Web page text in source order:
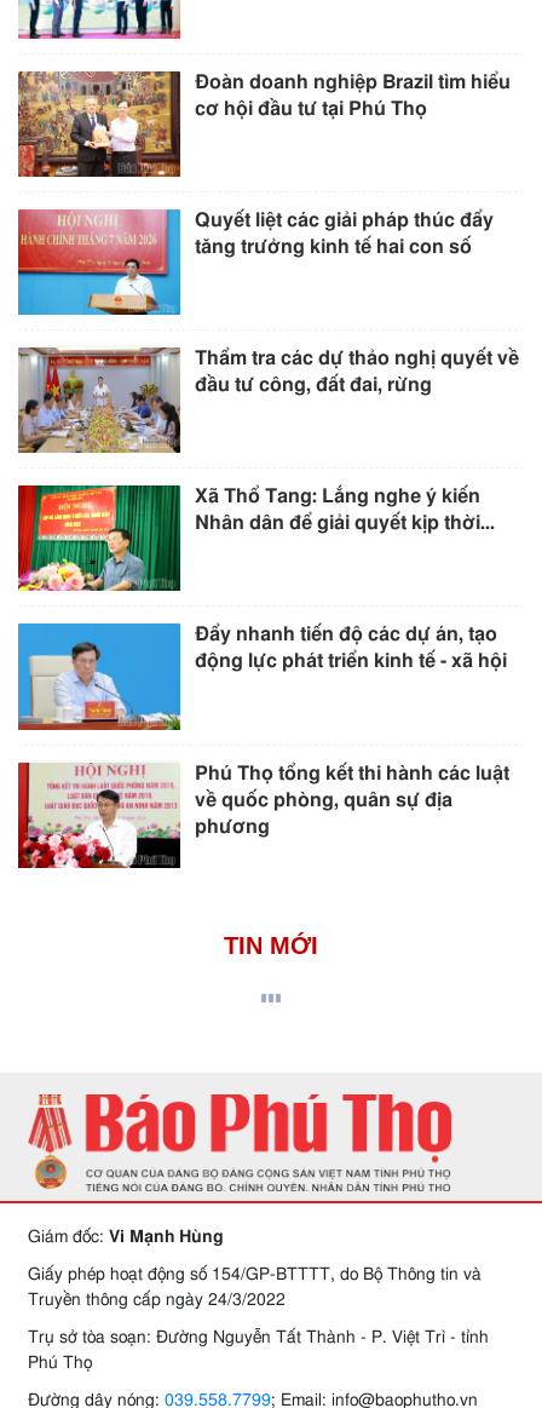
Đoàn doanh nghiệp Brazil tìm hiểu
cơ hội đầu tư tại Phú Thọ
Quyết liệt các giải pháp thúc đẩy
tăng trưởng kinh tế hai con số
Thẩm tra các dự thảo nghị quyết về
đầu tư công, đất đai, rừng
Xã Thổ Tang: Lắng nghe ý kiến
Nhân dân để giải quyết kịp thời...
Đẩy nhanh tiến độ các dự án, tạo
động lực phát triển kinh tế - xã hội
Phú Thọ tổng kết thi hành các luật
về quốc phòng, quân sự địa
phương
TIN MỚI
Giám đốc: Vi Mạnh Hùng
Giấy phép hoạt động số 154/GP-BTTTT, do Bộ Thông tin và
Truyền thông cấp ngày 24/3/2022
Trụ sở tòa soạn: Đường Nguyễn Tất Thành - P. Việt Trì - tỉnh
Phú Thọ
Đường dây nóng: 039.558.7799; Email: info@baophutho.vn